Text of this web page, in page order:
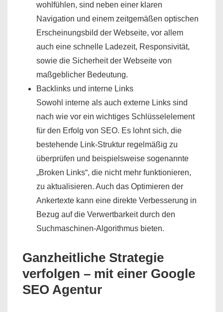
wohlfühlen, sind neben einer klaren
Navigation und einem zeitgemäßen optischen
Erscheinungsbild der Webseite, vor allem
auch eine schnelle Ladezeit, Responsivität,
sowie die Sicherheit der Webseite von
maßgeblicher Bedeutung.
Backlinks und interne Links
Sowohl interne als auch externe Links sind
nach wie vor ein wichtiges Schlüsselelement
für den Erfolg von SEO. Es lohnt sich, die
bestehende Link-Struktur regelmäßig zu
überprüfen und beispielsweise sogenannte
„Broken Links“, die nicht mehr funktionieren,
zu aktualisieren. Auch das Optimieren der
Ankertexte kann eine direkte Verbesserung in
Bezug auf die Verwertbarkeit durch den
Suchmaschinen-Algorithmus bieten.
Ganzheitliche Strategie
verfolgen – mit einer Google
SEO Agentur